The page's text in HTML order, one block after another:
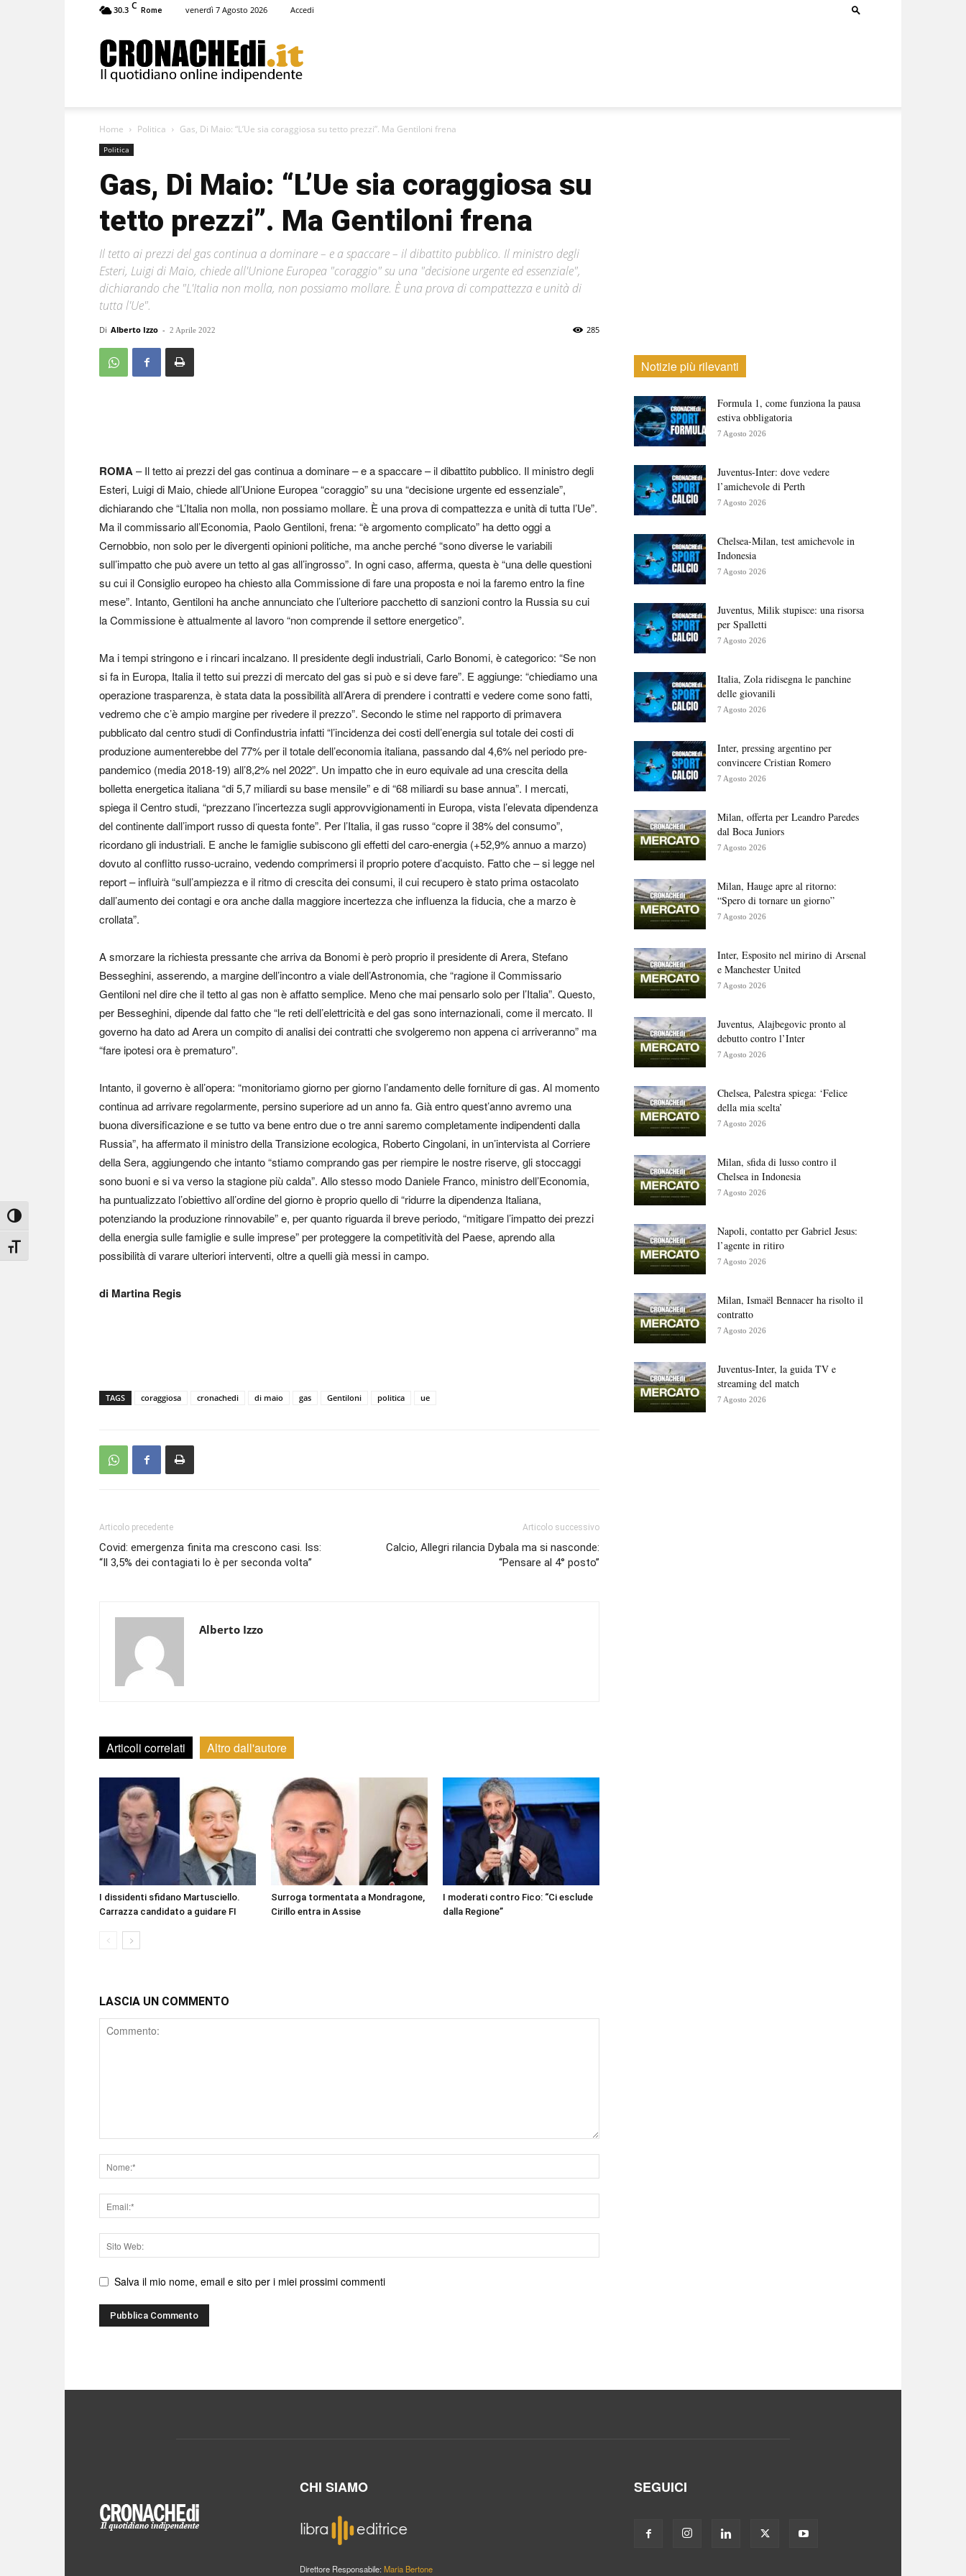
Attiva/disattiva alto contrasto
Attiva/disattiva dimensione testo
30.3 C Rome venerdì 7 Agosto 2026 Accedi
Home Politica Gas, Di Maio: “L’Ue sia coraggiosa su tetto prezzi”. Ma Gentiloni frena
Politica
Gas, Di Maio: “L’Ue sia coraggiosa su
tetto prezzi”. Ma Gentiloni frena
Il tetto ai prezzi del gas continua a dominare – e a spaccare – il dibattito pubblico. Il ministro degli
Esteri, Luigi di Maio, chiede all'Unione Europea "coraggio" su una "decisione urgente ed essenziale",
dichiarando che "L'Italia non molla, non possiamo mollare. È una prova di compattezza e unità di
tutta l'Ue".
Di Alberto Izzo - 2 Aprile 2022 285
ROMA– Il tetto ai prezzi del gas continua a dominare – e a spaccare – il dibattito pubblico. Il ministro degli
Esteri, Luigi di Maio, chiede all’Unione Europea “coraggio” su una “decisione urgente ed essenziale”,
dichiarando che “L’Italia non molla, non possiamo mollare. È una prova di compattezza e unità di tutta l’Ue”.
Ma il commissario all’Economia, Paolo Gentiloni, frena: “è argomento complicato” ha detto oggi a
Cernobbio, non solo per le divergenti opinioni politiche, ma anche perché “sono diverse le variabili
sull’impatto che può avere un tetto al gas all’ingrosso”. In ogni caso, afferma, questa è “una delle questioni
su cui il Consiglio europeo ha chiesto alla Commissione di fare una proposta e noi la faremo entro la fine
mese”. Intanto, Gentiloni ha anche annunciato che l’ulteriore pacchetto di sanzioni contro la Russia su cui
la Commissione è attualmente al lavoro “non comprende il settore energetico”.
Ma i tempi stringono e i rincari incalzano. Il presidente degli industriali, Carlo Bonomi, è categorico: “Se non
si fa in Europa, Italia il tetto sui prezzi di mercato del gas si può e si deve fare”. E aggiunge: “chiediamo una
operazione trasparenza, è stata data la possibilità all’Arera di prendere i contratti e vedere come sono fatti,
vedremo che c’è ampio margine per rivedere il prezzo”. Secondo le stime nel rapporto di primavera
pubblicato dal centro studi di Confindustria infatti “l’incidenza dei costi dell’energia sul totale dei costi di
produzione aumenterebbe del 77% per il totale dell’economia italiana, passando dal 4,6% nel periodo pre-
pandemico (media 2018-19) all’8,2% nel 2022”. Un impatto che in euro equivale ad una crescita della
bolletta energetica italiana “di 5,7 miliardi su base mensile” e di “68 miliardi su base annua”. I mercati,
spiega il Centro studi, “prezzano l’incertezza sugli approvvigionamenti in Europa, vista l’elevata dipendenza
del continente dall’import russo di questa fonte”. Per l’Italia, il gas russo “copre il 38% del consumo”,
ricordano gli industriali. E anche le famiglie subiscono gli effetti del caro-energia (+52,9% annuo a marzo)
dovuto al conflitto russo-ucraino, vedendo comprimersi il proprio potere d’acquisto. Fatto che – si legge nel
report – influirà “sull’ampiezza e il ritmo di crescita dei consumi, il cui recupero è stato prima ostacolato
dall’aumento dei contagi e ora anche dalla maggiore incertezza che influenza la fiducia, che a marzo è
crollata”.
A smorzare la richiesta pressante che arriva da Bonomi è però proprio il presidente di Arera, Stefano
Besseghini, asserendo, a margine dell’incontro a viale dell’Astronomia, che “ragione il Commissario
Gentiloni nel dire che il tetto al gas non è affatto semplice. Meno che mai pensarlo solo per l’Italia”. Questo,
per Besseghini, dipende dal fatto che “le reti dell’elettricità e del gas sono internazionali, come il mercato. Il
governo ha dato ad Arera un compito di analisi dei contratti che svolgeremo non appena ci arriveranno” ma
“fare ipotesi ora è prematuro”.
Intanto, il governo è all’opera: “monitoriamo giorno per giorno l’andamento delle forniture di gas. Al momento
continua ad arrivare regolarmente, persino superiore ad un anno fa. Già entro quest’anno avremo una
buona diversificazione e se tutto va bene entro due o tre anni saremo completamente indipendenti dalla
Russia”, ha affermato il ministro della Transizione ecologica, Roberto Cingolani, in un’intervista al Corriere
della Sera, aggiungendo che intanto “stiamo comprando gas per riempire le nostre riserve, gli stoccaggi
sono buoni e si va verso la stagione più calda”. Allo stesso modo Daniele Franco, ministro dell’Economia,
ha puntualizzato l’obiettivo all’ordine del giorno è proprio quello di “ridurre la dipendenza Italiana,
potenziando la produzione rinnovabile” e, per quanto riguarda il breve periodo, “mitigare l’impatto dei prezzi
della energia sulle famiglie e sulle imprese” per proteggere la competitività del Paese, aprendo alla
possibilità di varare ulteriori interventi, oltre a quelli già messi in campo.
di Martina Regis
TAGS coraggiosa cronachedi di maio gas Gentiloni politica ue
Articolo precedente
Covid: emergenza finita ma crescono casi. Iss:
“Il 3,5% dei contagiati lo è per seconda volta”
Articolo successivo
Calcio, Allegri rilancia Dybala ma si nasconde:
“Pensare al 4° posto”
Alberto Izzo
Articoli correlati Altro dall'autore
I dissidenti sfidano Martusciello.
Carrazza candidato a guidare FI
Surroga tormentata a Mondragone,
Cirillo entra in Assise
I moderati contro Fico: “Ci esclude
dalla Regione”
LASCIA UN COMMENTO
Comment
Nome
Email
Sito
web
Salva il mio nome, email e sito per i miei prossimi commenti
Notizie più rilevanti
Formula 1, come funziona la pausa
estiva obbligatoria
7 Agosto 2026
Juventus-Inter: dove vedere
l’amichevole di Perth
7 Agosto 2026
Chelsea-Milan, test amichevole in
Indonesia
7 Agosto 2026
Juventus, Milik stupisce: una risorsa
per Spalletti
7 Agosto 2026
Italia, Zola ridisegna le panchine
delle giovanili
7 Agosto 2026
Inter, pressing argentino per
convincere Cristian Romero
7 Agosto 2026
Milan, offerta per Leandro Paredes
dal Boca Juniors
7 Agosto 2026
Milan, Hauge apre al ritorno:
“Spero di tornare un giorno”
7 Agosto 2026
Inter, Esposito nel mirino di Arsenal
e Manchester United
7 Agosto 2026
Juventus, Alajbegovic pronto al
debutto contro l’Inter
7 Agosto 2026
Chelsea, Palestra spiega: ‘Felice
della mia scelta’
7 Agosto 2026
Milan, sfida di lusso contro il
Chelsea in Indonesia
7 Agosto 2026
Napoli, contatto per Gabriel Jesus:
l’agente in ritiro
7 Agosto 2026
Milan, Ismaël Bennacer ha risolto il
contratto
7 Agosto 2026
Juventus-Inter, la guida TV e
streaming del match
7 Agosto 2026
CHI SIAMO
Direttore Responsabile: Maria Bertone
SEGUICI